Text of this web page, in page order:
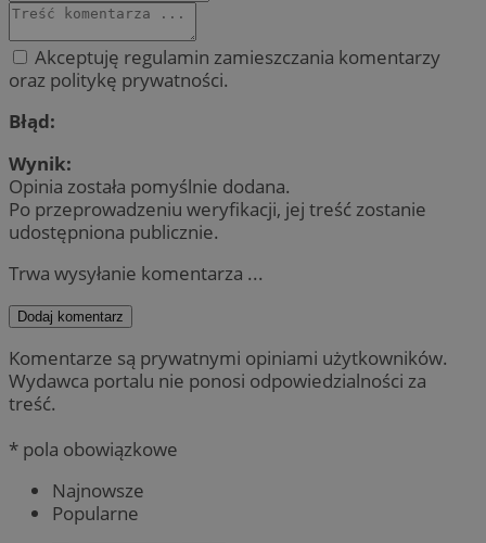
Akceptuję regulamin zamieszczania komentarzy
oraz politykę prywatności.
Błąd:
Wynik:
Opinia została pomyślnie dodana.
Po przeprowadzeniu weryfikacji, jej treść zostanie
udostępniona publicznie.
Trwa wysyłanie komentarza ...
Dodaj komentarz
Komentarze są prywatnymi opiniami użytkowników.
Wydawca portalu nie ponosi odpowiedzialności za
treść.
* pola obowiązkowe
Najnowsze
Popularne